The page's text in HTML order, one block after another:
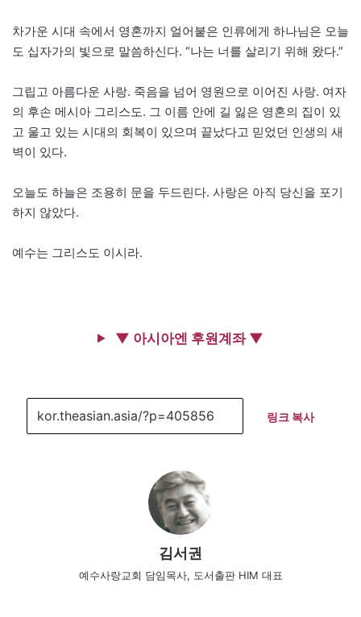
차가운 시대 속에서 영혼까지 얼어붙은 인류에게 하나님은 오늘
도 십자가의 빛으로 말씀하신다. “나는 너를 살리기 위해 왔다.”
그립고 아름다운 사랑. 죽음을 넘어 영원으로 이어진 사랑. 여자
의 후손 메시아 그리스도. 그 이름 안에 길 잃은 영혼의 집이 있
고 울고 있는 시대의 회복이 있으며 끝났다고 믿었던 인생의 새
벽이 있다.
오늘도 하늘은 조용히 문을 두드린다. 사랑은 아직 당신을 포기
하지 않았다.
예수는 그리스도 이시라.
▼ 아시아엔 후원계좌 ▼
링크 복사
김서권
예수사랑교회 담임목사, 도서출판 HIM 대표